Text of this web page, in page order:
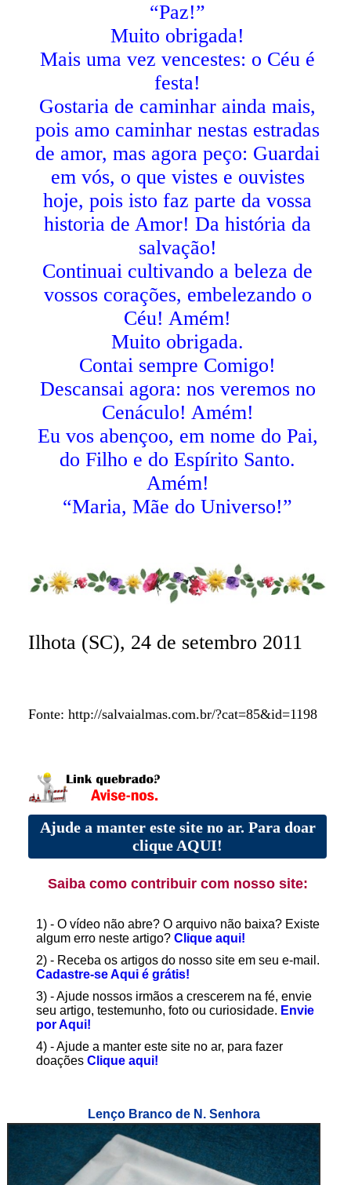
“Paz!”
Muito obrigada!
Mais uma vez vencestes: o Céu é
festa!
Gostaria de caminhar ainda mais,
pois amo caminhar nestas estradas
de amor, mas agora peço: Guardai
em vós, o que vistes e ouvistes
hoje, pois isto faz parte da vossa
historia de Amor! Da história da
salvação!
Continuai cultivando a beleza de
vossos corações, embelezando o
Céu! Amém!
Muito obrigada.
Contai sempre Comigo!
Descansai agora: nos veremos no
Cenáculo! Amém!
Eu vos abençoo, em nome do Pai,
do Filho e do Espírito Santo.
Amém!
“Maria, Mãe do Universo!”
Ilhota (SC), 24 de setembro 2011
Fonte: http://salvaialmas.com.br/?cat=85&id=1198
Ajude a manter este site no ar. Para doar
clique AQUI!
Saiba como contribuir com nosso site:
1) - O vídeo não abre? O arquivo não baixa? Existe
algum erro neste artigo? Clique aqui!
2) - Receba os artigos do nosso site em seu e-mail.
Cadastre-se Aqui é grátis!
3) - Ajude nossos irmãos a crescerem na fé, envie
seu artigo, testemunho, foto ou curiosidade. Envie
por Aqui!
4) - Ajude a manter este site no ar, para fazer
doações Clique aqui!
Lenço Branco de N. Senhora